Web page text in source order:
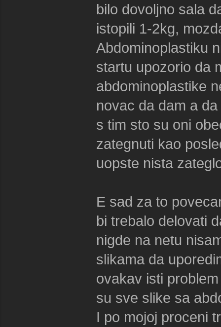
bilo dovoljno sala
istopili 1-2kg,
Abdominoplastiku
startu upozorio da
abdominoplastike
novac da dam a
s tim sto su oni
zategnuti kao
uopste nista
E sad za to
bi trebalo delovati
nigde na netu
slikama da
ovakav isti
su sve slike sa
I po mojoj proceni